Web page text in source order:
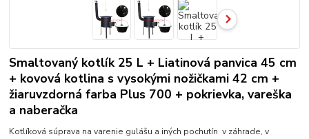
Smaltovaný kotlík 25 L + Liatinová panvica 45 cm
+ kovová kotlina s vysokými nožičkami 42 cm +
žiaruvzdorná farba Plus 700 + pokrievka, vareška
a naberačka
Kotlíková súprava na varenie gulášu a iných pochutín v záhrade, v